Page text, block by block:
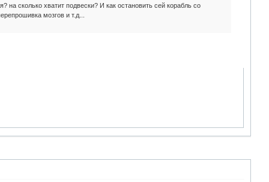
на сколько хватит подвески? И как остановить сей корабль со
мозгов и т.д...